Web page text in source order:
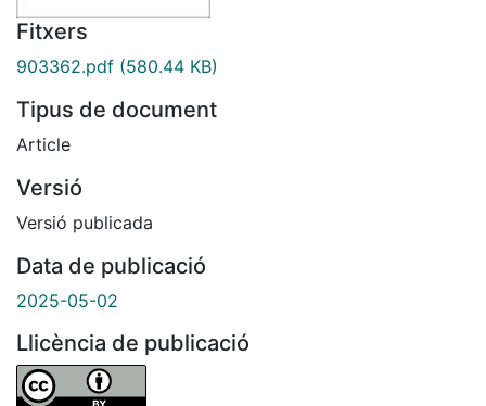
Fitxers
903362.pdf (580.44 KB)
Tipus de document
Article
Versió
Versió publicada
Data de publicació
2025-05-02
Llicència de publicació